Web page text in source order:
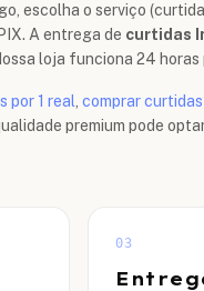
escolha o serviço
A entrega de curtidas
loja funciona 24 horas
por 1 real comprar
premium pode
03